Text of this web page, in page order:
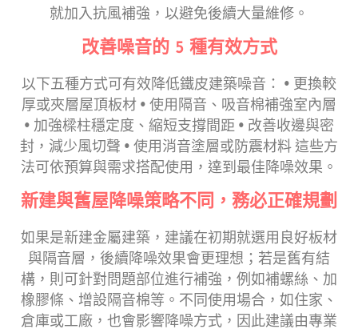
就加入抗風補強，以避免後續大量維修。
改善噪音的 5 種有效方式
以下五種方式可有效降低鐵皮建築噪音： • 更換較
厚或夾層屋頂板材 • 使用隔音、吸音棉補強室內層
• 加強樑柱穩定度、縮短支撐間距 • 改善收邊與密
封，減少風切聲 • 使用消音塗層或防震材料 這些方
法可依預算與需求搭配使用，達到最佳降噪效果。
新建與舊屋降噪策略不同，務必正確規劃
如果是新建金屬建築，建議在初期就選用良好板材
與隔音層，後續降噪效果會更理想；若是舊有結
構，則可針對問題部位進行補強，例如補螺絲、加
橡膠條、增設隔音棉等。不同使用場合，如住家、
倉庫或工廠，也會影響降噪方式，因此建議由專業